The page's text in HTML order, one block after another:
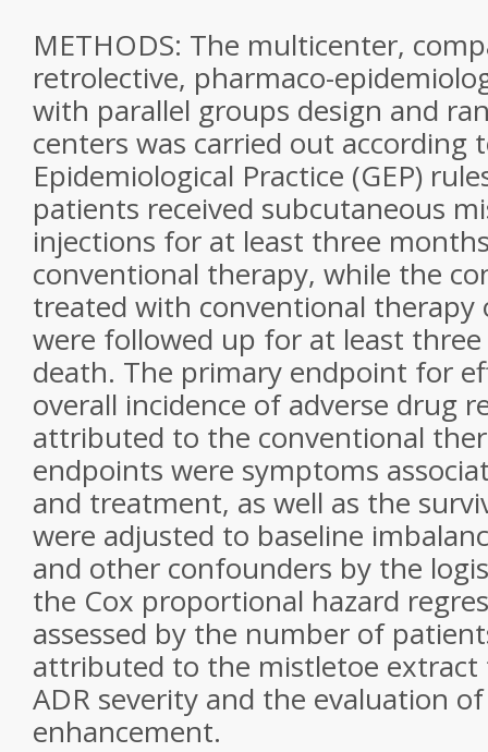
METHODS: The multicenter,
retrolective, pharmaco-
with parallel groups design and
centers was carried out according
Epidemiological Practice (GEP)
patients received subcutaneous
injections for at least three
conventional therapy, while the
treated with conventional therapy
were followed up for at least
death. The primary endpoint for
overall incidence of adverse drug
attributed to the conventional
endpoints were symptoms
and treatment, as well as the
were adjusted to baseline
and other confounders by the
the Cox proportional hazard
assessed by the number of
attributed to the mistletoe
ADR severity and the evaluation
enhancement.